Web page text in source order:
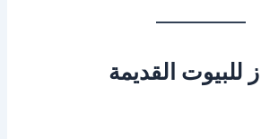
للبيوت القديمة